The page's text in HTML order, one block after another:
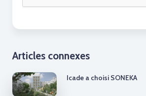
Articles connexes
Icade a choisi SONEKA